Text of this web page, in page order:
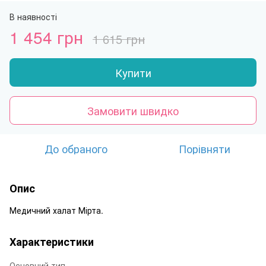
В наявності
1 454 грн 1 615 грн
Купити
Замовити швидко
До обраного Порівняти
Опис
Медичний халат Мірта.
Характеристики